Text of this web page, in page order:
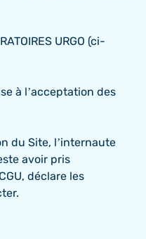
URGO (ci-
à l’acceptation des
du Site, l’internaute
avoir pris
déclare les